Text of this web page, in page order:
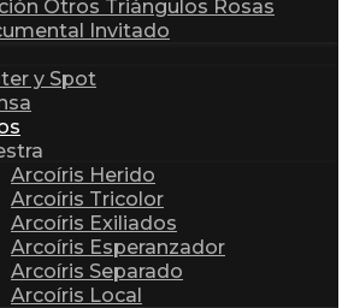
Otros Triángulos Rosas
Invitado
y Spot
Arcoíris Herido
Arcoíris Tricolor
Arcoíris Exiliados
Arcoíris Esperanzador
Arcoíris Separado
Arcoíris Local